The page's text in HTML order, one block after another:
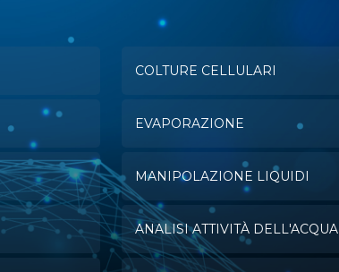
COLTURE CELLULARI
EVAPORAZIONE
MANIPOLAZIONE LIQUIDI
ANALISI ATTIVITÀ DELL'ACQUA